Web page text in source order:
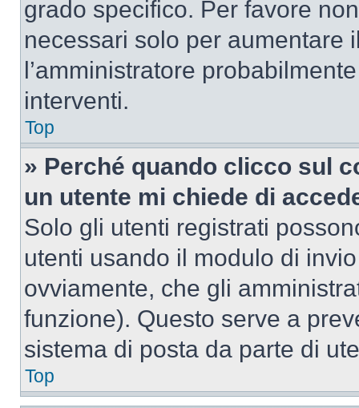
grado specifico. Per favore
necessari solo per aumentare
l’amministratore
interventi.
Top
» Perché quando clicco sul
un utente mi chiede di
Solo gli utenti registrati
utenti usando il modulo di
ovviamente, che gli
funzione). Questo serve a
sistema di posta da parte di
Top